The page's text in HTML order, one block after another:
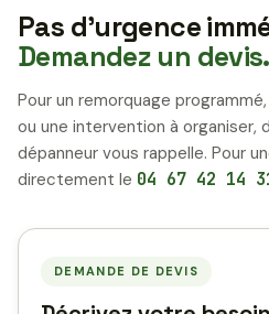
Pas d’urgence
Demandez un devis.
Pour un remorquage
ou une intervention à organiser,
dépanneur vous rappelle. Pour
directement le 04 67 42 14
DEMANDE DE DEVIS